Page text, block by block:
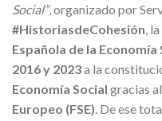
Social”, organizado por
#HistoriasdeCohesión , la
Española de la Economía
2016 y 2023a la
Economía Social gracias
Europeo (FSE) . De ese